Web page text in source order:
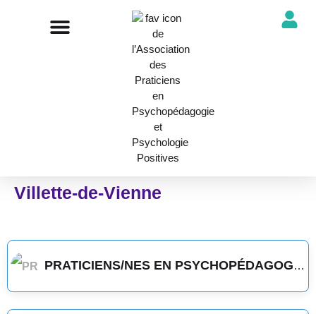
Villette-de-Vienne
PRATICIENS/NES EN PSYCHOPÉDAGOGIE POSITIVE